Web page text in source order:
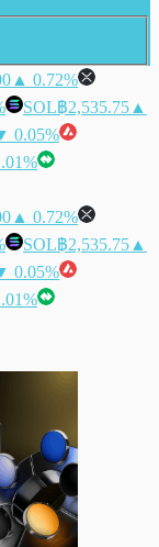
▲ 0.72%
SOL฿2,535.75 ▲
0.05%
▲ 0.72%
SOL฿2,535.75 ▲
0.05%